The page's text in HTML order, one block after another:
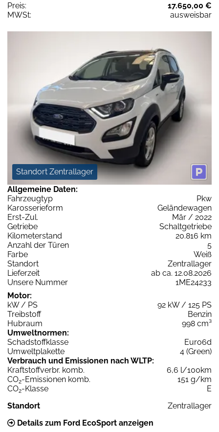
Preis:
17.650,00 €
MWSt:
ausweisbar
Standort Zentrallager
Allgemeine Daten:
Fahrzeugtyp
Pkw
Karosserieform
Geländewagen
Erst-Zul.
Mär / 2022
Getriebe
Schaltgetriebe
Kilometerstand
20.816 km
Anzahl der Türen
5
Farbe
Weiß
Standort
Zentrallager
Lieferzeit
ab ca. 12.08.2026
Unsere Nummer
1ME24233
Motor:
kW / PS
92 kW / 125 PS
Treibstoff
Benzin
Hubraum
998 cm³
Umweltnormen:
Schadstoffklasse
Euro6d
Umweltplakette
4 (Green)
Verbrauch und Emissionen nach WLTP:
Kraftstoffverbr. komb.
6,6 l/100km
CO2-Emissionen komb.
151 g/km
CO2-Klasse
E
Standort
Zentrallager
Details zum Ford EcoSport anzeigen